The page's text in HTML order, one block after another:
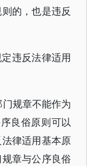
的，也是违反
违反法律适用
门规章不能作为
良俗原则可以
律适用基本原
章与公序良俗